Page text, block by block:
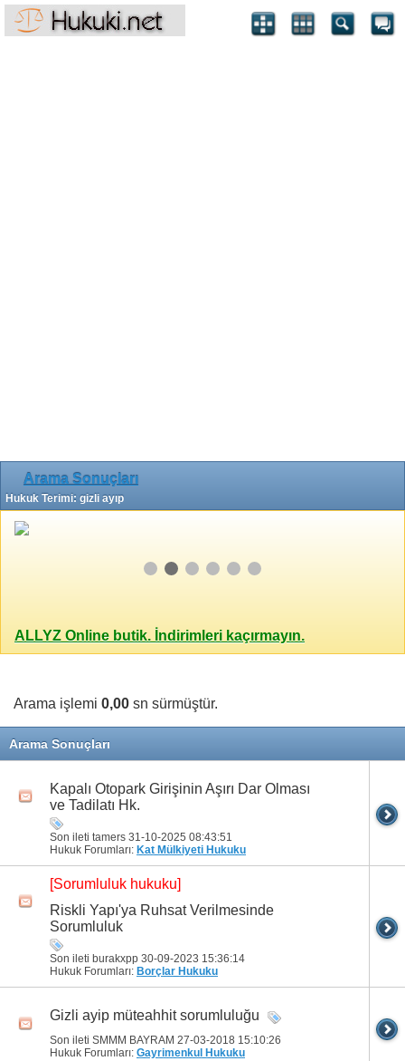
Arama Sonuçları
Hukuk Terimi: gizli ayıp
ALLYZ Online butik. İndirimleri kaçırmayın.
Arama işlemi 0,00 sn sürmüştür.
Arama Sonuçları
Kapalı Otopark Girişinin Aşırı Dar Olması
ve Tadilatı Hk.
Son ileti tamers 31-10-2025 08:43:51
Hukuk Forumları: Kat Mülkiyeti Hukuku
[Sorumluluk hukuku]
Riskli Yapı'ya Ruhsat Verilmesinde
Sorumluluk
Son ileti burakxpp 30-09-2023 15:36:14
Hukuk Forumları: Borçlar Hukuku
Gizli ayip müteahhit sorumluluğu
Son ileti SMMM BAYRAM 27-03-2018 15:10:26
Hukuk Forumları: Gayrimenkul Hukuku